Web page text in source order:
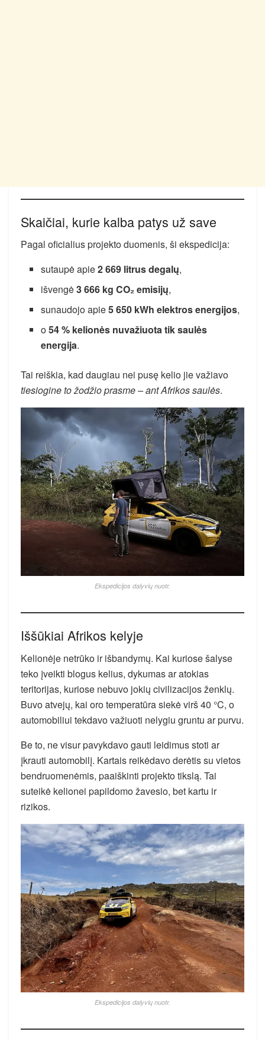
Skaičiai, kurie kalba patys už save
Pagal oficialius projekto duomenis, ši ekspedicija:
sutaupė apie2 669 litrus degalų,
išvengė3 666 kg CO₂ emisijų,
sunaudojo apie5 650 kWh elektros energijos,
o54 % kelionės nuvažiuota tik saulės
energija.
Tai reiškia, kad daugiau nei pusę kelio jie važiavo
tiesiogine to žodžio prasme – ant Afrikos saulės.
Ekspedicijos dalyvių nuotr.
Iššūkiai Afrikos kelyje
Kelionėje netrūko ir išbandymų. Kai kuriose šalyse
teko įveikti blogus kelius, dykumas ar atokias
teritorijas, kuriose nebuvo jokių civilizacijos ženklų.
Buvo atvejų, kai oro temperatūra siekė virš 40 °C, o
automobiliui tekdavo važiuoti nelygiu gruntu ar purvu.
Be to, ne visur pavykdavo gauti leidimus stoti ar
įkrauti automobilį. Kartais reikėdavo derėtis su vietos
bendruomenėmis, paaiškinti projekto tikslą. Tai
suteikė kelionei papildomo žavesio, bet kartu ir
rizikos.
Ekspedicijos dalyvių nuotr.